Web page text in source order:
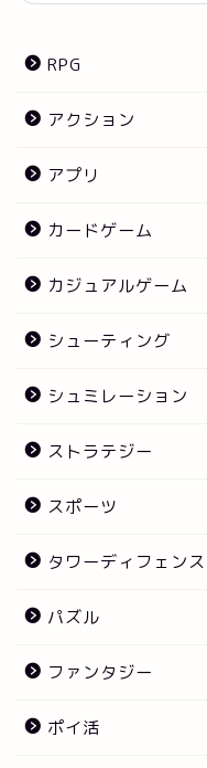
RPG
アクション
アプリ
カードゲーム
カジュアルゲーム
シューティング
シュミレーション
ストラテジー
スポーツ
タワーディフェンス
パズル
ファンタジー
ポイ活